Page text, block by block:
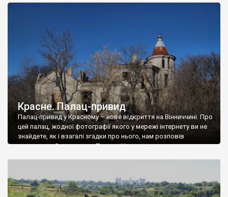
Красне. Палац-привид
Палац-привид у Красному – нове відкриття на Вінниччині. Про
цей палац, жодної фотографії якого у мережі інтернету ви не
знайдете, як і взагалі згадки про нього, нам розповів
мешканець Самгородка. Палац у Красному вразив не лише